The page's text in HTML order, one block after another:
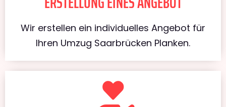
Wir erstellen ein individuelles Angebot für
Ihren Umzug Saarbrücken Planken.